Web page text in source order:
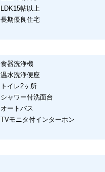
LDK15帖以上
長期優良住宅
食器洗浄機
温水洗浄便座
トイレ2ヶ所
シャワー付洗面台
オートバス
TVモニタ付インターホン